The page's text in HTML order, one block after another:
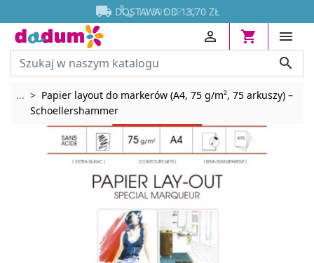

 DOSTAWA OD 13,70 ZŁ






... Rozwiń breadcrumbs
Papier layout do markerów (A4, 75 g/m², 75 arkuszy) –
Schoellershammer